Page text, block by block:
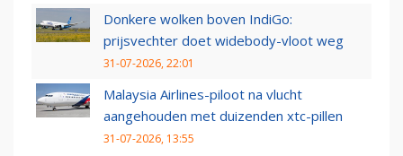
Donkere wolken boven IndiGo:
prijsvechter doet widebody-vloot weg
31-07-2026, 22:01
Malaysia Airlines-piloot na vlucht
aangehouden met duizenden xtc-pillen
31-07-2026, 13:55